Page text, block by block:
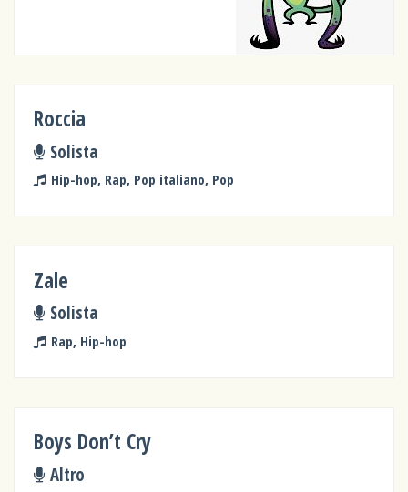
Roccia
Solista
Hip-hop, Rap, Pop italiano, Pop
Zale
Solista
Rap, Hip-hop
Boys Don’t Cry
Altro